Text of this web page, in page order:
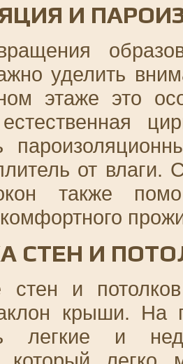
И
уделить
этаже это
от
также
СТЕН И
стен и
крыши. На
легкие и